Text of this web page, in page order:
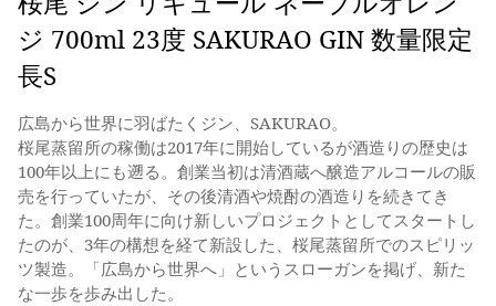
ジ 700ml 23度 SAKURAO GIN 数量限定
長S
広島から世界に羽ばたくジン、SAKURAO。
桜尾蒸留所の稼働は2017年に開始しているが酒造りの歴史は
100年以上にも遡る。創業当初は清酒蔵へ醸造アルコールの販
売を行っていたが、その後清酒や焼酎の酒造りを続きてき
た。創業100周年に向け新しいプロジェクトとしてスタートし
たのが、3年の構想を経て新設した、桜尾蒸留所でのスピリッ
ツ製造。「広島から世界へ」というスローガンを掲げ、新た
な一歩を歩み出した。